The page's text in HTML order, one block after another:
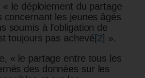
« le déploiement du partage
concernant les jeunes âgés
soumis à l’obligation de
toujours pas achevé[2] ».
« le partage entre tous les
des données sur les